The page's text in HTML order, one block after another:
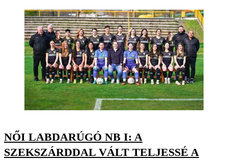
NŐI LABDARÚGÓ NB I: A
SZEKSZÁRDDAL VÁLT TELJESSÉ A